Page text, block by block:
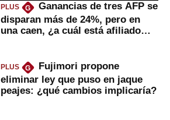
PLUS G
Ganancias de tres AFP se
disparan más de 24%, pero en
una caen, ¿a cuál está afiliado
PLUS G
Fujimori propone
eliminar ley que puso en jaque
peajes: ¿qué cambios implicaría?